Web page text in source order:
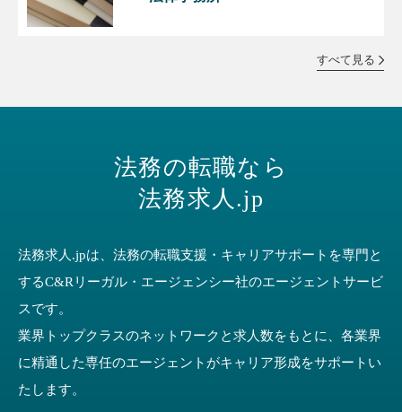
すべて見る
法務の転職なら
法務求人.jp
法務求人.jpは、法務の転職支援・キャリアサポートを専門と
するC&Rリーガル・エージェンシー社のエージェントサービ
スです。
業界トップクラスのネットワークと求人数をもとに、 各業界
に精通した専任のエージェントがキャリア形成をサポートい
たします。